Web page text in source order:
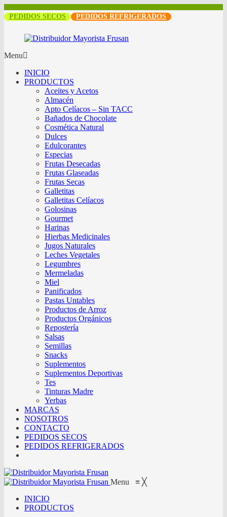
PEDIDOS SECOS PEDIDOS REFRIGERADOS
Menu
INICIO
PRODUCTOS
Aceites y Acetos
Almacén
Apto Celíacos – Sin TACC
Bañados de Chocolate
Cosmética Natural
Dulces
Edulcorantes
Especias
Frutas Desecadas
Frutas Glaseadas
Frutas Secas
Galletitas
Galletitas Celíacos
Golosinas
Gourmet
Harinas
Hierbas Medicinales
Jugos Naturales
Leches Vegetales
Legumbres
Mermeladas
Miel
Panificados
Pastas Untables
Productos de Arroz
Productos Orgánicos
Repostería
Salsas
Semillas
Snacks
Suplementos
Suplementos Deportivas
Tes
Tinturas Madre
Yerbas
MARCAS
NOSOTROS
CONTACTO
PEDIDOS SECOS
PEDIDOS REFRIGERADOS
Menu ≡ ╳
INICIO
PRODUCTOS